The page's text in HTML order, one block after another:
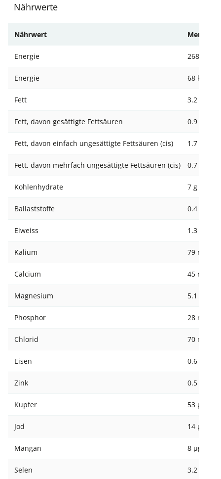
Nährwerte
Nährwert Menge
Energie 268 kJ
Energie 68 kcal
Fett 3.2 g
Fett, davon gesättigte Fettsäuren 0.9 g
Fett, davon einfach ungesättigte Fettsäuren (cis) 1.7 g
Fett, davon mehrfach ungesättigte Fettsäuren (cis) 0.7 g
Kohlenhydrate 7 g
Ballaststoffe 0.4 g
Eiweiss 1.3 g
Kalium 79 mg
Calcium 45 mg
Magnesium 5.1 mg
Phosphor 28 mg
Chlorid 70 mg
Eisen 0.6 mg
Zink 0.5 mg
Kupfer 53 µg
Jod 14 µg
Mangan 8 µg
Selen 3.2 µg